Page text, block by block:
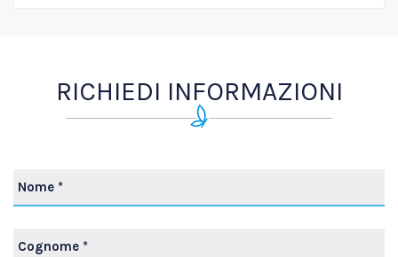
RICHIEDI INFORMAZIONI